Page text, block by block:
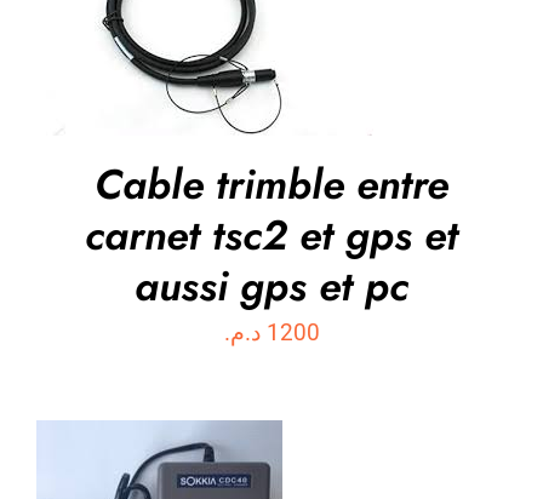
ACHETER MAINTENANT
DÉTAILS
Cable trimble entre
carnet tsc2 et gps et
aussi gps et pc
1200 د.م.